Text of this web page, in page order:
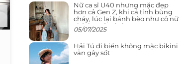
Nữ ca sĩ U40 nhưng mặc đẹp
hơn cả Gen Z, khi cá tính bùng
cháy, lúc lại bánh bèo như cô nữ
chính ngôn tình
05/07/2025
Hải Tú đi biển không mặc bikini
vẫn gây sốt